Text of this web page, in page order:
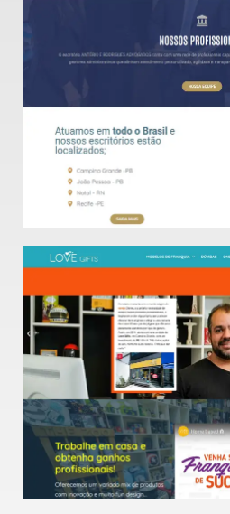
ANTÉRIO e
Site institucional no
Veja o
Love
Site focado para a expansão
Veja o